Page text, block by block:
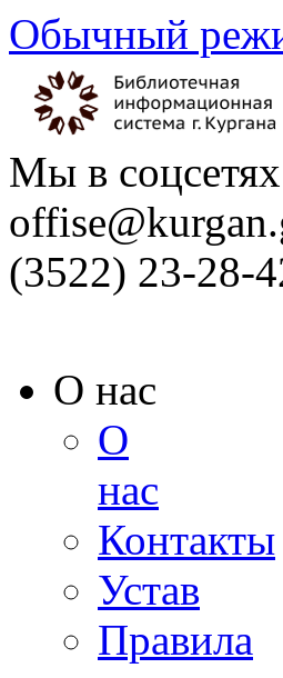
Обычный
Мы в
(3522) 23-28-
О нас
О
нас
Контакты
Устав
Правила